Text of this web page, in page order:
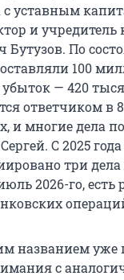
с уставным
и
Бутузов. По
100
— 420
ответчиком в
и многие дела
С 2025
три дела
2026-го,
названием уже
с